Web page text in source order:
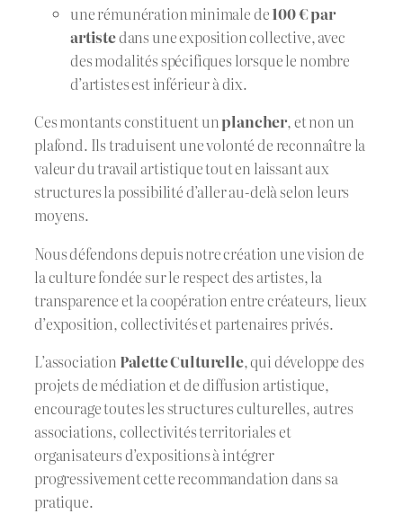
une rémunération minimale de100 € par
artistedans une exposition collective, avec
des modalités spécifiques lorsque le nombre
d’artistes est inférieur à dix.
Ces montants constituent unplancher, et non un
plafond. Ils traduisent une volonté de reconnaître la
valeur du travail artistique tout en laissant aux
structures la possibilité d’aller au-delà selon leurs
moyens.
Nous défendons depuis notre création une vision de
la culture fondée sur le respect des artistes, la
transparence et la coopération entre créateurs, lieux
d’exposition, collectivités et partenaires privés.
L’association Palette Culturelle, qui développe des
projets de médiation et de diffusion artistique,
encourage toutes les structures culturelles, autres
associations, collectivités territoriales et
organisateurs d’expositions à intégrer
progressivement cette recommandation dans sa
pratique.